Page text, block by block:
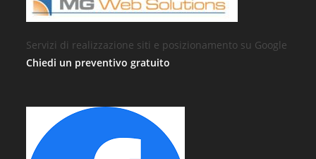
Servizi di realizzazione siti e posizionamento su Google
Chiedi un preventivo gratuito